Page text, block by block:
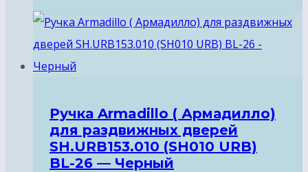
Ручка Armadillo ( Армадилло)
для раздвижных дверей
SH.URB153.010 (SH010 URB)
BL-26 — Черный